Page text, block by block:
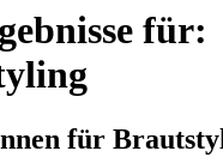
für:
für